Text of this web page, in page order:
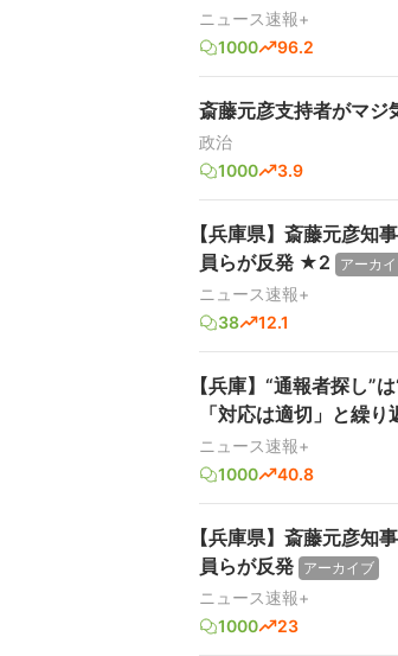
ニュース速報+
1000
96.2
斎藤元彦支持者がマジ
政治
1000
3.9
【兵庫県】斎藤元彦
員らが反発 ★2
アーカ
ニュース速報+
38
12.1
【兵庫】“通報者探し
「対応は適切」と繰
ニュース速報+
1000
40.8
【兵庫県】斎藤元彦
員らが反発 アーカイブ
ニュース速報+
1000
23